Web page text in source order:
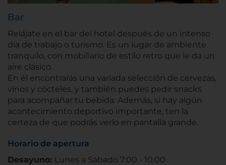
Bar
Relájate en el bar del hotel después de un intenso
día de trabajo o turismo. Es un lugar de ambiente
tranquilo, con mobiliario de estilo retro que le da un
aire clásico.
En él encontrarás una variada selección de cervezas,
vinos y cócteles, y también puedes pedir snacks
para acompañar tu bebida. Además, si hay algún
acontecimiento deportivo importante, ten la
certeza de que podrás verlo en pantalla grande.
Horario de apertura
Desayuno: Lunes a Sábado 7:00 - 10:00